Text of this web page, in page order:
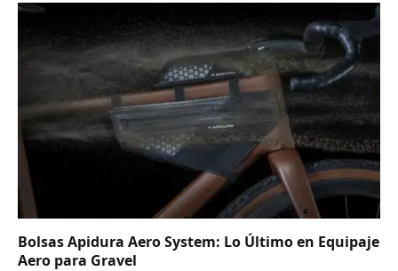
Bolsas Apidura Aero System: Lo Último en Equipaje
Aero para Gravel